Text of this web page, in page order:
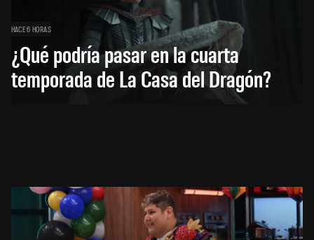
HACE 6 HORAS
¿Qué podría pasar en la cuarta
temporada de La Casa del Dragón?